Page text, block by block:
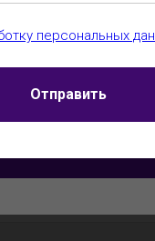
персональных
детский
персональных
Отправить